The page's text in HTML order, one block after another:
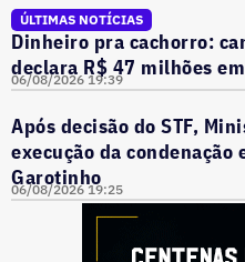
ÚLTIMAS NOTÍCIAS
Dinheiro pra cachorro:
declara R$ 47 milhões
06/08/2026 19:39
Após decisão do STF,
execução da
Garotinho
06/08/2026 19:25